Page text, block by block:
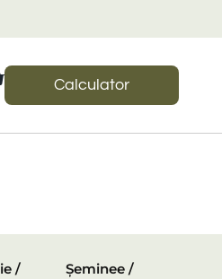
Calculator
/ Șeminee /